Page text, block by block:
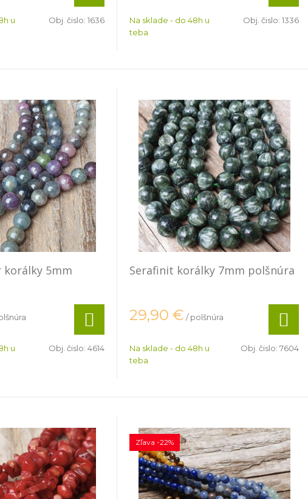
u
Obj. čislo: 1636
Na sklade - do 48h u
teba
Obj. čislo: 1336
korálky 5mm
u
Obj. čislo: 4614
Serafinit korálky 7mm polšnúra
29,90 € / polšnúra
Na sklade - do 48h u
teba
Obj. čislo: 7604
Zľava -22%